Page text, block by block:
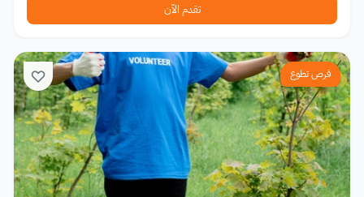
تقدم الآن
فرص تطوع